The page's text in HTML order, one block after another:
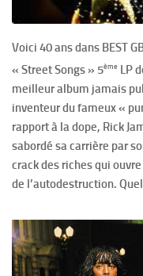
Voici 40 ans dans BEST
« Street Songs » 5ème LP
meilleur album jamais
inventeur du fameux «
rapport à la dope, Rick
sabordé sa carrière par
crack des riches qui
de l’autodestruction.